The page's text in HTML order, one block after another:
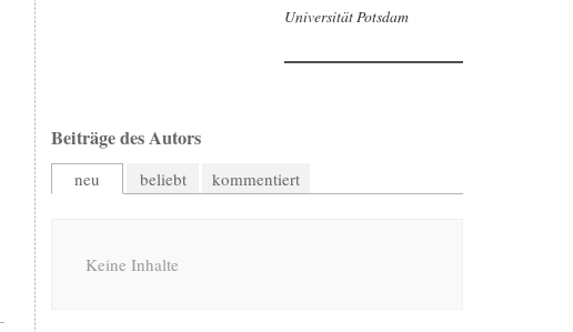
Universität Potsdam
Beiträge des Autors
neu beliebt kommentiert
Keine Inhalte